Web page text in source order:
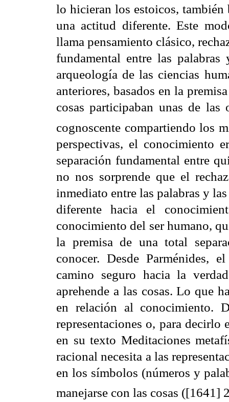
lo hicieran los estoicos, también
una actitud diferente. Este
llama pensamiento clásico,
fundamental entre las
arqueología de las ciencias
anteriores, basados en la
cosas participaban unas de
cognoscente compartiendo los
perspectivas, el conocimiento
separación fundamental entre
no nos sorprende que el
inmediato entre las palabras y
diferente hacia el
conocimiento del ser humano,
la premisa de una total
conocer. Desde Parménides,
camino seguro hacia la
aprehende a las cosas. Lo que
en relación al conocimiento.
representaciones o, para decirlo
en su texto Meditaciones
racional necesita a las
en los símbolos (números y
manejarse con las cosas ([1641]